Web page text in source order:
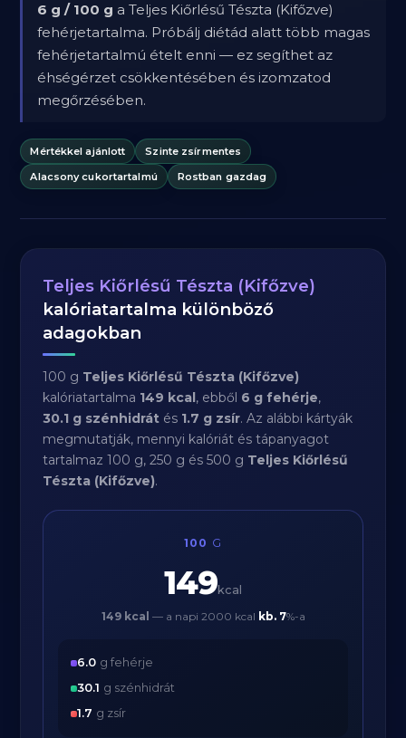
6 g / 100 g a Teljes Kiőrlésű Tészta (Kifőzve)
fehérjetartalma. Próbálj diétád alatt több magas
fehérjetartalmú ételt enni — ez segíthet az
éhségérzet csökkentésében és izomzatod
megőrzésében.
Mértékkel ajánlott
Szinte zsírmentes
Alacsony cukortartalmú
Rostban gazdag
Teljes Kiőrlésű Tészta (Kifőzve)
kalóriatartalma különböző
adagokban
100 g Teljes Kiőrlésű Tészta (Kifőzve)
kalóriatartalma 149 kcal, ebből 6 g fehérje,
30.1 g szénhidrát és 1.7 g zsír. Az alábbi kártyák
megmutatják, mennyi kalóriát és tápanyagot
tartalmaz 100 g, 250 g és 500 g Teljes Kiőrlésű
Tészta (Kifőzve).
100 G
149kcal
149 kcal — a napi 2000 kcal kb. 7%-a
6.0 g fehérje
30.1 g szénhidrát
1.7 g zsír